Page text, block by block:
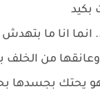
بكيد
انما انا ما بتهدش
وعانقها من
يحتك بجسدها